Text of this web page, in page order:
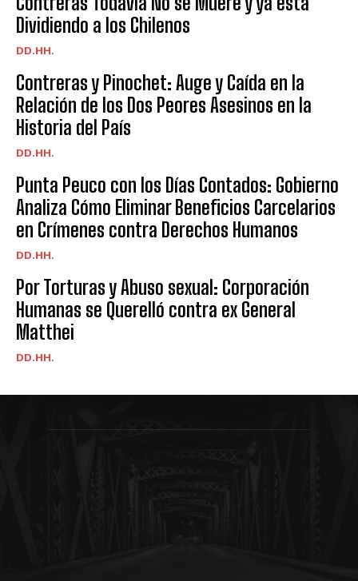
Dividiendo a los Chilenos
DD.HH.
Contreras y Pinochet: Auge y Caída en la
Relación de los Dos Peores Asesinos en la
Historia del País
DD.HH.
Punta Peuco con los Días Contados: Gobierno
Analiza Cómo Eliminar Beneficios Carcelarios
en Crímenes contra Derechos Humanos
DD.HH.
Por Torturas y Abuso sexual: Corporación
Humanas se Querelló contra ex General
Matthei
DD.HH.